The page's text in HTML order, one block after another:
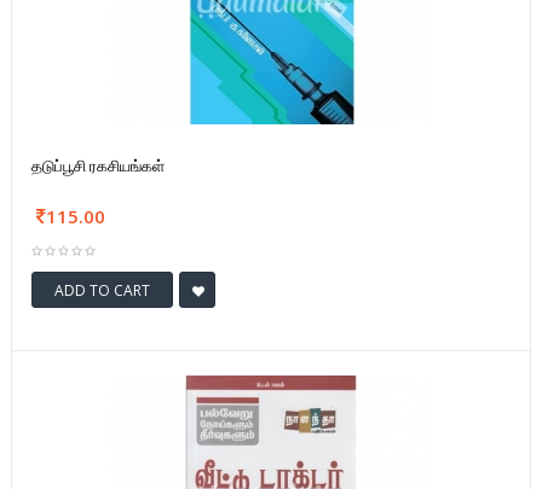
தடுப்பூசி ரகசியங்கள்
115.00
ADD TO CART